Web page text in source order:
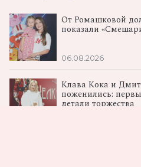
От Ромашковой
показали
06.08.2026
Клава Кока и
поженились:
детали торжества